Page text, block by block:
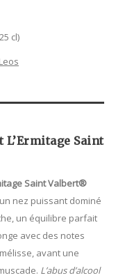
cl)
Saint
Saint Valbert®
nez puissant dominé
un équilibre parfait
avec des notes
avant une
L’abus d’alcool